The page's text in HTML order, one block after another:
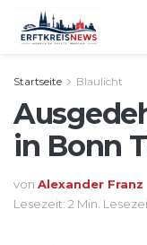
Startseite Blaulicht
in Bonn
von Alexander Franz
Lesezeit: 2 Min.